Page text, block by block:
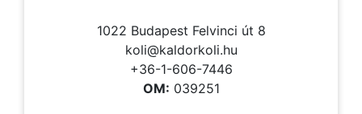
1022 Budapest Felvinci út 8
koli@kaldorkoli.hu
+36-1-606-7446
OM: 039251